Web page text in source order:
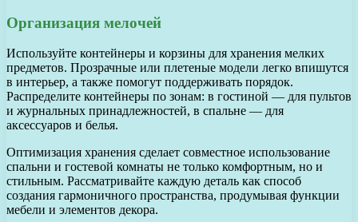
Организация мелочей
Используйте контейнеры и корзины для хранения мелких
предметов. Прозрачные или плетеные модели легко впишутся
в интерьер, а также помогут поддерживать порядок.
Распределите контейнеры по зонам: в гостиной — для пультов
и журнальных принадлежностей, в спальне — для
аксессуаров и белья.
Оптимизация хранения сделает совместное использование
спальни и гостевой комнаты не только комфортным, но и
стильным. Рассматривайте каждую деталь как способ
создания гармоничного пространства, продумывая функции
мебели и элементов декора.